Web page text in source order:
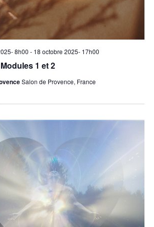
1 et 2
8h00 - 18 octobre 2025- 17h00
Salon de Provence, France